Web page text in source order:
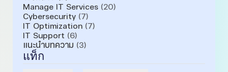
Manage IT Services (20)
Cybersecurity (7)
IT Optimization (7)
IT Support (6)
แนะนำบทความ (3)
แท็ก